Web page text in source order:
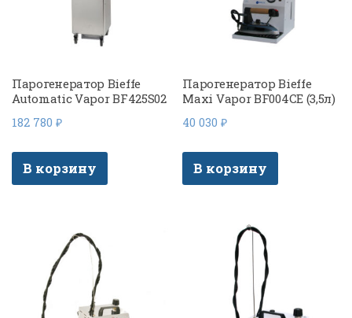
Парогенератор Bieffe
Automatic Vapor BF425S02
182 780 ₽
В корзину
Парогенератор Bieffe
Maxi Vapor BF004CE (3,5л)
40 030₽
В корзину